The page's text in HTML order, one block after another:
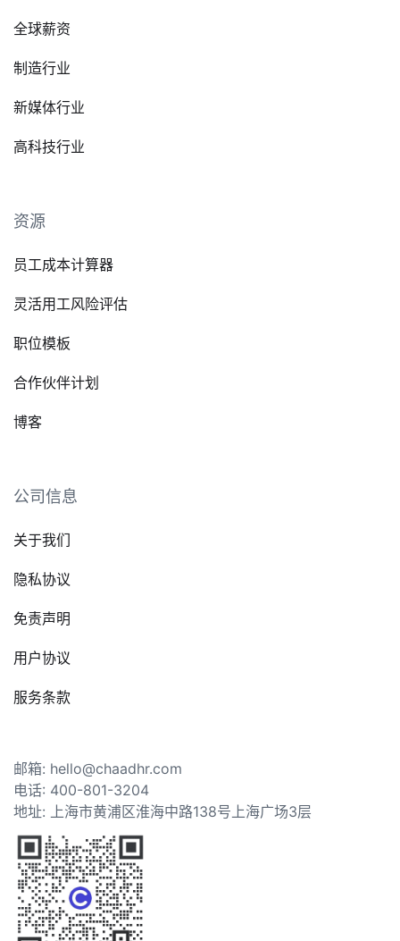
全球薪资
制造行业
新媒体行业
高科技行业
资源
员工成本计算器
灵活用工风险评估
职位模板
合作伙伴计划
博客
公司信息
关于我们
隐私协议
免责声明
用户协议
服务条款
邮箱: hello@chaadhr.com
电话: 400-801-3204
地址: 上海市黄浦区淮海中路138号上海广场3层